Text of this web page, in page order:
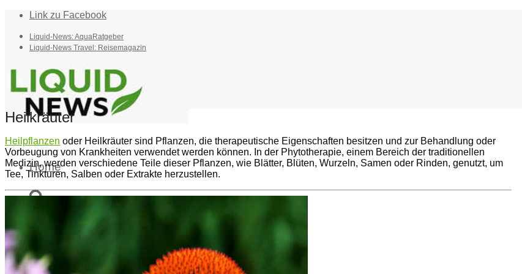
Link zu Facebook
Liquid-News: AquaRatgeber
Liquid-News Travel: Reisemagazin
Home
Heilkräuter
Heilpflanzen oder Heilkräuter sind Pflanzen, die therapeutische Eigenschaften besitzen und zur Behandlung oder
Vorbeugung von Krankheiten verwendet werden können. In der Phytotherapie, einem Bereich der traditionellen
Medizin, werden verschiedene Teile dieser Pflanzen, wie Blätter, Blüten, Wurzeln, Samen oder Rinden, genutzt, um
Tee, Tinkturen, Salben oder Extrakte herzustellen.